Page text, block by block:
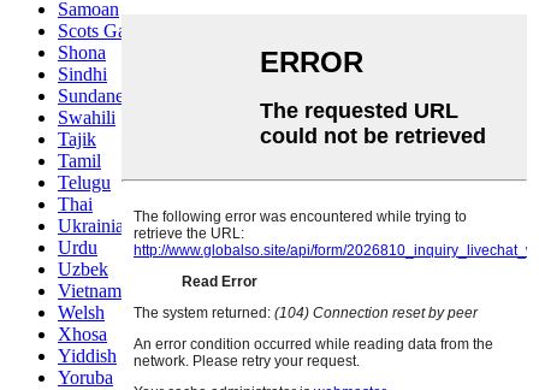
Samoan
Scots Gaelic
Shona
Sindhi
Sundanese
Swahili
Tajik
Tamil
Telugu
Thai
Ukrainian
Urdu
Uzbek
Vietnamese
Welsh
Xhosa
Yiddish
Yoruba